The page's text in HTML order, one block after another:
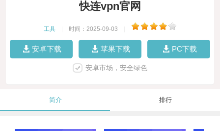
快连vpn官网
工具 时间：2025-09-03
安卓下载 苹果下载 PC下载
安卓市场，安全绿色
简介 排行